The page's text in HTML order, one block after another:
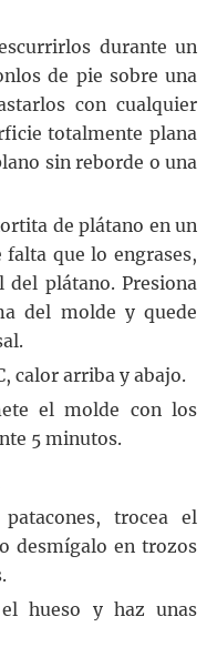
durante un
de pie sobre una
con cualquier
totalmente plana
sin reborde o una
de plátano en un
falta que lo engrases,
del plátano. Presiona
del molde y quede
calor arriba y abajo.
el molde con los
5 minutos.
trocea el
desmígalo en trozos
hueso y haz unas